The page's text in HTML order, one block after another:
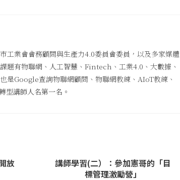
工業會會務顧問與生產力4.0委員會委員，以及多家媒體
題有物聯網、人工智慧、Fintech、工業4.0、大數據、
是Google查詢物聯網顧問、物聯網教練、AIoT教練、
型講師人名第一名。
放
講師學習(二）：參加憲哥的「目
標管理激勵營」